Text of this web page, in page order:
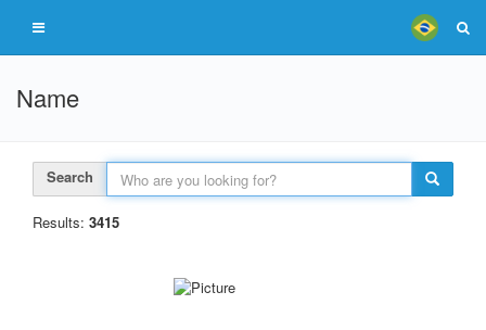
Name
Search
Results: 3415